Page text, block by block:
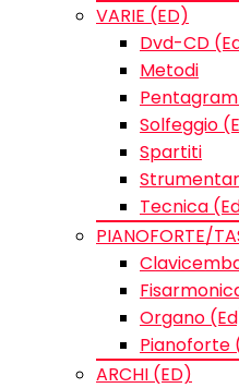
VARIE (ED)
Dvd-CD
Metodi
Solfeggio
Spartiti
Tecnica
PIANOFORTE/
Organo
Pianoforte
ARCHI (ED)